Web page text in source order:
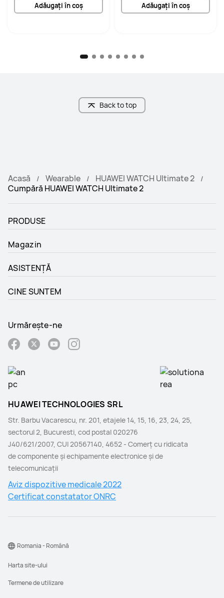
Adăugați în coș Adăugați în coș
Back to top
Acasă Wearable
HUAWEI WATCH Ultimate 2
Cumpără HUAWEI WATCH Ultimate 2
PRODUSE
Magazin
ASISTENȚĂ
CINE SUNTEM
Urmărește-ne
HUAWEI TECHNOLOGIES SRL
Str. Barbu Vacarescu, nr. 201, etajele 14, 15, 16, 23, 24, 25,
sectorul 2, Bucuresti, cod postal 020276
J40/621/2007, CUI 20567140, 4652 - Comerţ cu ridicata
de componente şi echipamente electronice şi de
telecomunicaţii
Aviz dispozitive medicale 2022
Certificat constatator ONRC
Harta site-ului
Termene de utilizare
Romania - Română